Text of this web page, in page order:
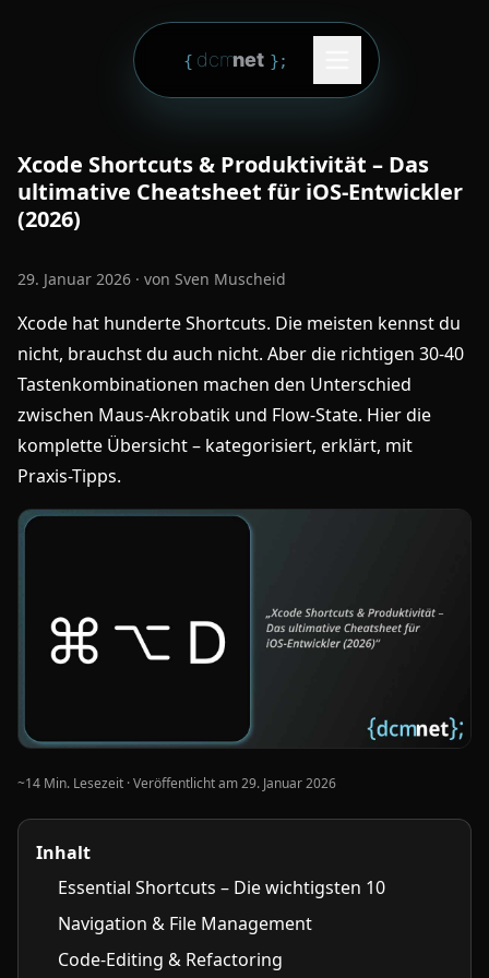
Zum Inhalt springen
{ dcmnet };
Xcode Shortcuts & Produktivität – Das
ultimative Cheatsheet für iOS-Entwickler
(2026)
29. Januar 2026 · von Sven Muscheid
Xcode hat hunderte Shortcuts. Die meisten kennst du
nicht, brauchst du auch nicht. Aber die richtigen 30-40
Tastenkombinationen machen den Unterschied
zwischen Maus-Akrobatik und Flow-State. Hier die
komplette Übersicht – kategorisiert, erklärt, mit
Praxis-Tipps.
~14 Min. Lesezeit · Veröffentlicht am29. Januar 2026
Inhalt
Essential Shortcuts – Die wichtigsten 10
Navigation & File Management
Code-Editing & Refactoring